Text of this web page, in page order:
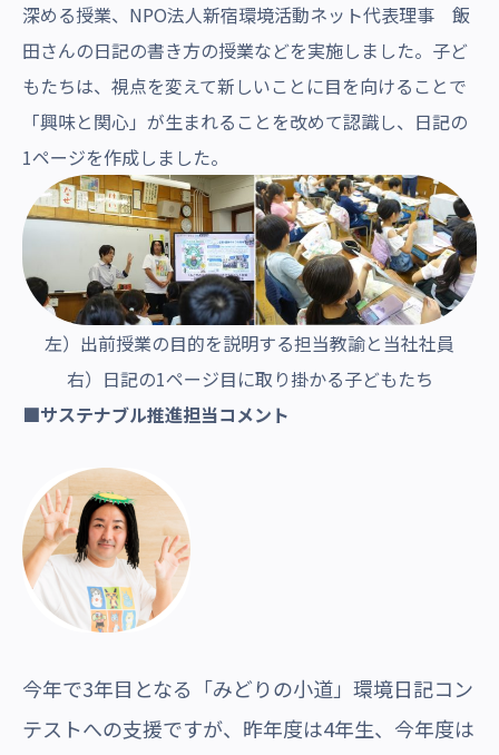
深める授業、NPO法人新宿環境活動ネット代表理事 飯
田さんの日記の書き方の授業などを実施しました。子ど
もたちは、視点を変えて新しいことに目を向けることで
「興味と関心」が生まれることを改めて認識し、日記の
1ページを作成しました。
左）出前授業の目的を説明する担当教諭と当社社員
右）日記の1ページ目に取り掛かる子どもたち
■サステナブル推進担当コメント
今年で3年目となる「みどりの小道」環境日記コン
テストへの支援ですが、昨年度は4年生、今年度は